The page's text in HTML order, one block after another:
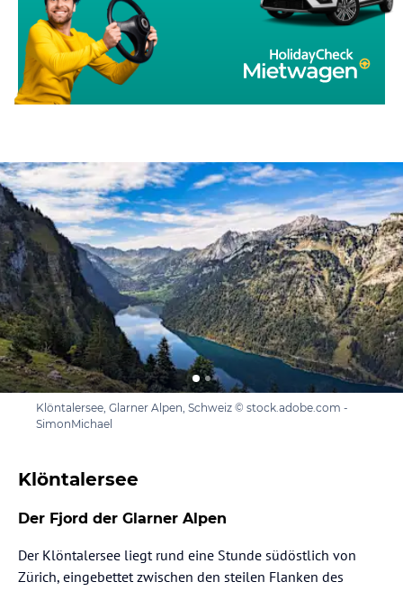
Klöntalersee, Glarner Alpen, Schweiz © stock.adobe.com -
SimonMichael
Klöntalersee
Der Fjord der Glarner Alpen
Der Klöntalersee liegt rund eine Stunde südöstlich von
Zürich, eingebettet zwischen den steilen Flanken des